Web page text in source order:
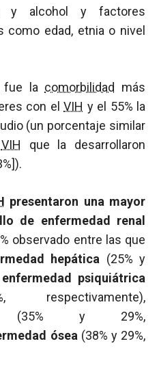
y alcohol y factores
como edad, etnia o nivel
fue la comorbilidad
más
con el VIH y el 55% la
(un porcentaje similar
VIH que la desarrollaron
presentaron una mayor
de enfermedad renal
observado entre las que
hepática (25% y
enfermedad psiquiátrica
y 29%,
ósea (38% y 29%,